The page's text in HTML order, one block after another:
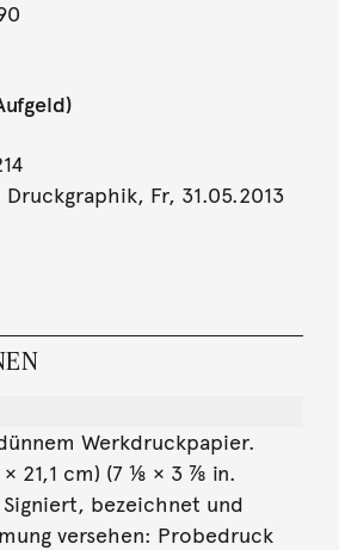
Fr, 31.05.2013
Werkdruckpapier.
21,1 cm) (7 ⅛ × 3 ⅞ in.
bezeichnet und
versehen: Probedruck